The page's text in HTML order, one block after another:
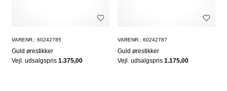
VARENR.: 60242785
Guld ørestikker
Vejl. udsalgspris 1.375,00
VARENR.: 60242787
Guld ørestikker
Vejl. udsalgspris1.175,00